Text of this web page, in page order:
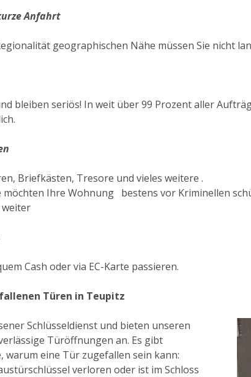
Anfahrt
geographischen Nähe müssen Sie nicht
bleiben seriös! In weit über 99 Prozent aller
Briefkästen, Tresore und vieles weitere .
möchten Ihre Wohnung bestens vor Kriminellen
Cash oder via EC-Karte passieren.
Türen in Teupitz
Schlüsseldienst und bieten unseren
Türöffnungen an. Es gibt
warum eine Tür zugefallen sein kann:
verloren oder ist im Schloss